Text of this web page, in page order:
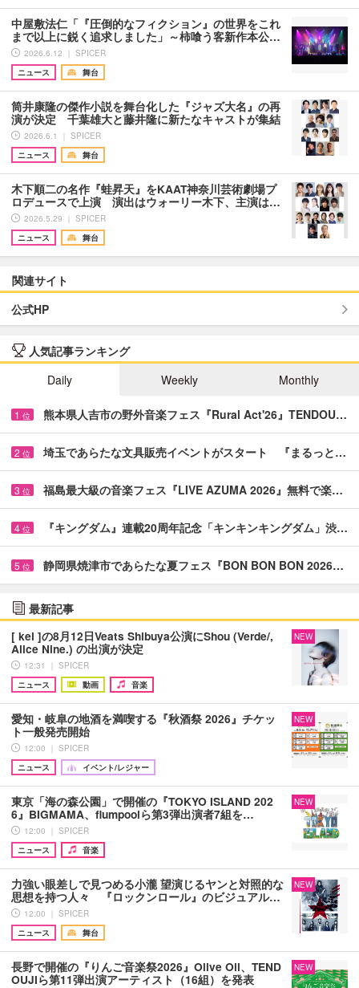
中屋敷法仁「『圧倒的なフィクション』の世界をこれ
まで以上に鋭く追求しました」～柿喰う客新作本公…
2026.6.12 ｜ SPICER
ニュース
舞台
筒井康隆の傑作小説を舞台化した『ジャズ大名』の再
演が決定 千葉雄大と藤井隆に新たなキャストが集結
2026.6.1 ｜ SPICER
ニュース
舞台
木下順二の名作『蛙昇天』をKAAT神奈川芸術劇場プ
ロデュースで上演 演出はウォーリー木下、主演は…
2026.5.29 ｜ SPICER
ニュース
舞台
関連サイト
公式HP
人気記事ランキング
Daily
Weekly Monthly
1 位 熊本県人吉市の野外音楽フェス『Rural Act'26』TENDOU…
2 位 埼玉であらたな文具販売イベントがスタート 『まるっと…
3 位 福島最大級の音楽フェス『LIVE AZUMA 2026』無料で楽…
4 位 『キングダム』連載20周年記念「キンキンキングダム」渋…
5 位 静岡県焼津市であらたな夏フェス『BON BON BON 2026…
最新記事
[ kei ]の8月12日Veats Shibuya公演にShou (Verde/,
Alice Nine.) の出演が決定
12:31 ｜ SPICER
ニュース
動画 音楽
NEW
愛知・岐阜の地酒を満喫する『秋酒祭 2026』チケッ
ト一般発売開始
12:00 ｜ SPICER
ニュース
イベント/レジャー
NEW
東京「海の森公園」で開催の『TOKYO ISLAND 202
6』BIGMAMA、flumpoolら第3弾出演者7組を…
12:00 ｜ SPICER
ニュース
音楽
NEW
力強い眼差しで見つめる小瀧 望演じるヤンと対照的な
思想を持つ人々 『ロックンロール』のビジュアル…
12:00 ｜ SPICER
ニュース
舞台
NEW
長野で開催の『りんご音楽祭2026』Olive Oil、TEND
OUJIら第11弾出演アーティスト（16組）を発表
NEW